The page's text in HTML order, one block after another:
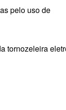
pelo uso de
tornozeleira